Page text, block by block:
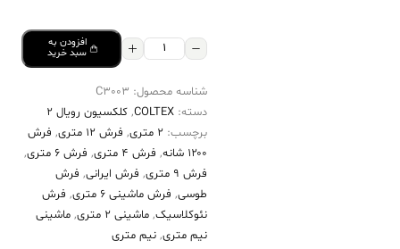
فرش
۱۲۰۰
طرح
غنچه
سفید
عدد
افزودن به
سبد خرید
شناسه محصول: C3003
دسته: COLTEX
, کلکسیون رویال 2
برچسب: 2 متری , فرش 12 متری , فرش
۱۲۰۰ شانه
, فرش 4 متری , فرش 6 متری
,
فرش 9 متری
, فرش ایرانی, فرش
طوسی, فرش ماشینی 6 متری , فرش
نئوکلاسیک, ماشینی 2 متری , ماشینی
نیم متری, نیم متری